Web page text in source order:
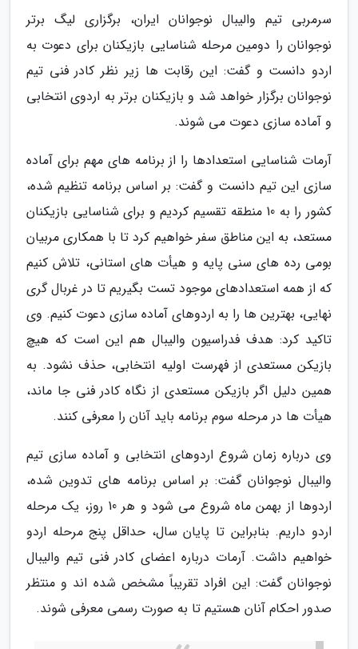
سرمربی تیم والیبال نوجوانان ایران، برگزاری لیگ برتر
نوجوانان را دومین مرحله شناسایی بازیکنان برای دعوت به
اردو دانست و گفت: این رقابت ها زیر نظر کادر فنی تیم
نوجوانان برگزار خواهد شد و بازیکنان برتر به اردوی انتخابی
و آماده سازی دعوت می شوند.
آرمات شناسایی استعدادها را از برنامه های مهم برای آماده
سازی این تیم دانست و گفت: بر اساس برنامه تنظیم شده،
کشور را به 10 منطقه تقسیم کردیم و برای شناسایی بازیکنان
مستعد، به این مناطق سفر خواهیم کرد تا با همکاری مربیان
بومی رده های سنی پایه و هیأت های استانی، تلاش کنیم
که از همه استعدادهای موجود تست بگیریم تا در غربال گری
نهایی، بهترین ها را به اردوهای آماده سازی دعوت کنیم. وی
تاکید کرد: هدف فدراسیون والیبال هم این است که هیچ
بازیکن مستعدی از فهرست اولیه انتخابی، حذف نشود. به
همین دلیل اگر بازیکن مستعدی از نگاه کادر فنی جا ماند،
هیأت ها در مرحله سوم برنامه باید آنان را معرفی کنند.
وی درباره زمان شروع اردوهای انتخابی و آماده سازی تیم
والیبال نوجوانان گفت: بر اساس برنامه های تدوین شده،
اردوها از بهمن ماه شروع می شود و هر 10 روز، یک مرحله
اردو داریم. بنابراین تا پایان سال، حداقل پنج مرحله اردو
خواهیم داشت. آرمات درباره اعضای کادر فنی تیم والیبال
نوجوانان گفت: این افراد تقریباً مشخص شده اند و منتظر
صدور احکام آنان هستیم تا به صورت رسمی معرفی شوند.